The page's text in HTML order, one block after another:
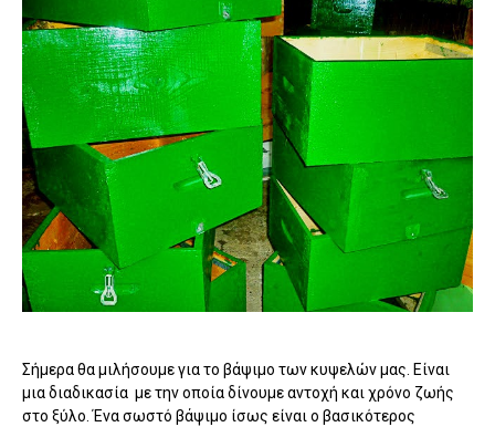
Σήμερα θα μιλήσουμε για το βάψιμο των κυψελών μας. Είναι
μια διαδικασία με την οποία δίνουμε αντοχή και χρόνο ζωής
στο ξύλο. Ένα σωστό βάψιμο ίσως είναι ο βασικότερος